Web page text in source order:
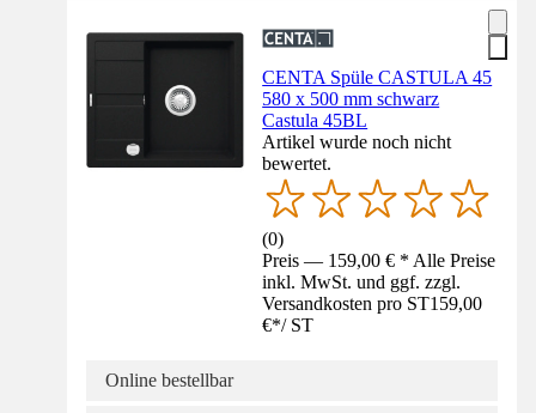
CENTA Spüle CASTULA 45
580 x 500 mm schwarz
Castula 45BL
Artikel wurde noch nicht
bewertet.
(0)
Preis — 159,00 € * Alle Preise
inkl. MwSt. und ggf. zzgl.
Versandkosten pro ST159,00
€*/ ST
Online bestellbar